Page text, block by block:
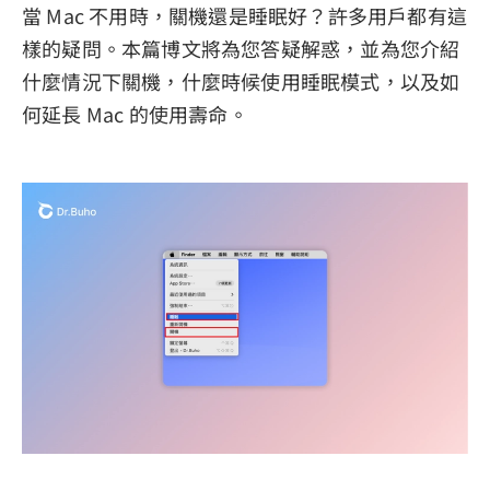
BuhoLaunchpad
關於我們
聯絡我們
隱私權政策
當 Mac 不用時，關機還是睡眠好？許多用戶都有這
樣的疑問。本篇博文將為您答疑解惑，並為您介紹
什麼情況下關機，什麼時候使用睡眠模式，以及如
何延長 Mac 的使用壽命。